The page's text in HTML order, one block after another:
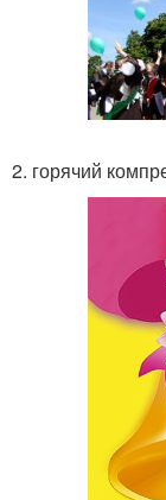
2. горячий